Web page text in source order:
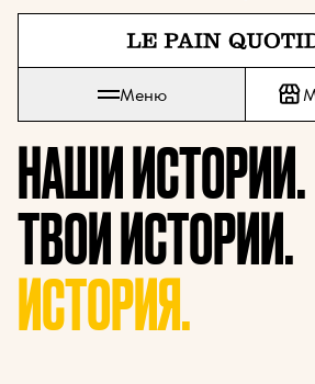
Le Pain Quotidien означает
Меню
НАШИ ИСТОРИИ.
ТВОИ ИСТОРИИ.
ИСТОРИЯ.